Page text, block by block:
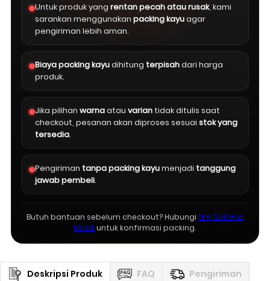
Untuk produk yang rentan pecah atau rusak, kami
sarankan menggunakan packing kayuagar
pengiriman lebih aman.
Biaya packing kayudihitung terpisahdari harga
produk.
Jika pilihan warnaatau varian tidak ditulis saat
checkout, pesanan akan diproses sesuai stok yang
tersedia.
Pengiriman tanpa packing kayumenjadi tanggung
jawab pembeli.
Butuh bantuan sebelum checkout? Hubungi tim Salomo
Musikuntuk konfirmasi packing.
Deskripsi Produk FAQ Pengiriman